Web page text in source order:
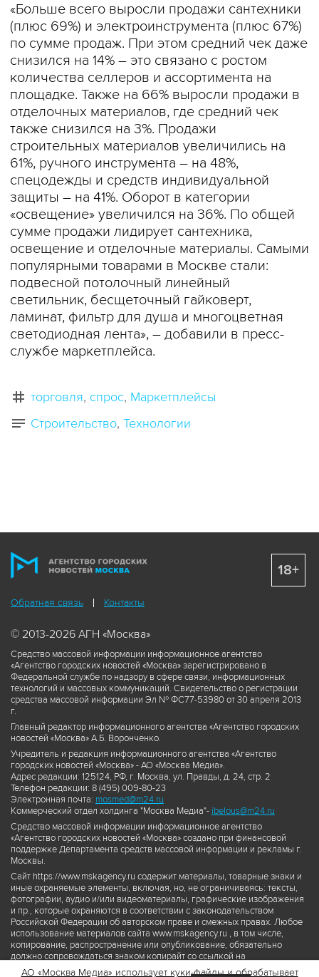
«Больше всего выросли продажи сантехники
(плюс 69%) и электроинструмента (плюс 67%)
по сумме продаж. При этом средний чек даже
снизился на 14% – это связано с ростом
количества селлеров и ассортимента на
площадке. Также на 66% выросли продажи в
отделочных материалов, где средний чек
также снизился на 3%. Продажи
строительных материалов увеличились на
61%, ручного инструмента – на 48%,
спецодежды и средств индивидуальной
защиты – на 41%. Оборот в категории
«освещение» увеличился на 36%. По общей
сумме продажи лидирует сантехника,
освещение и отделочные материалы. Самыми
популярными товарами в Москве стали:
подвесной потолочный линейный
светильник, бесщеточный гайковерт,
ламинат, фильтр для душа и многоцветная
светодиодная лента», – добавили в пресс-
службе маркетплейса.
торговля спрос Маркетплейсы
Строительство Технологии
Обратная связь Контакты
© 2013-2026 АГН «Москва»
Средство массовой информации информационное агентство
«Агентство городских новостей «Москва» зарегистрировано в
Федеральной службе по надзору в сфере связи, информационных
технологий и массовых коммуникаций. Свидетельство о регистрации
средства массовой информации Эл № ФС77-53980 от 30 апреля 2013
г.
Главный редактор информационного агентства «Агентство городских
новостей «Москва» А.Б. Воронченко.
Учредитель и редакция информационного агентства «Агентство
городских новостей «Москва» - АО «Москва Медиа».
Адрес редакции: 125124, РФ, г. Москва, ул. Правды, д. 24, стр. 2
Телефон редакции: 8 (495) 009-80-23
Электронная почта: mosmed@m24.ru
Коммерческий отдел холдинга "Москва Медиа"- ibelous@m24.ru
Средство массовой информации информационное агентство
«Агентство городских новостей «Москва» создано при финансовой
поддержке Департамента средств массовой информации и рекламы г.
Москвы.
Сайт https://www.mskagency.ru содержит материалы, товарные знаки и
иные охраняемые элементы, включая, но, не ограничиваясь: тексты,
фотографии, аудио и/или видеоматериалы, графические изображения
и пр., которые охраняются в соответствии с законодательством
Российской Федерации об авторском праве и смежных правах. Любое
использование материалов сайта www.mskagency.ru , в том числе,
копирование, распространение или опубликование, обязательно
должно сопровождаться знаком копирайт со ссылкой на
правообладателя © АО «Москва Медиа», а также гиперссылкой на сайт
18+
АО «Москва Медиа» использует куки-файлы и обрабатывает